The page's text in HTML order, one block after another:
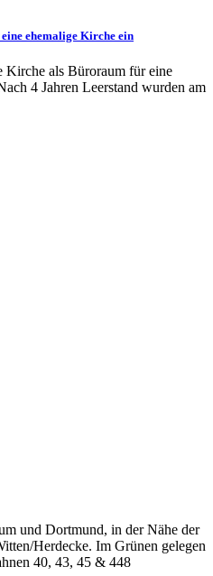
ehemalige Kirche ein
Kirche als Büroraum für eine
4 Jahren Leerstand wurden am
und Dortmund, in der Nähe der
Herdecke. Im Grünen gelegen
40, 43, 45 & 448